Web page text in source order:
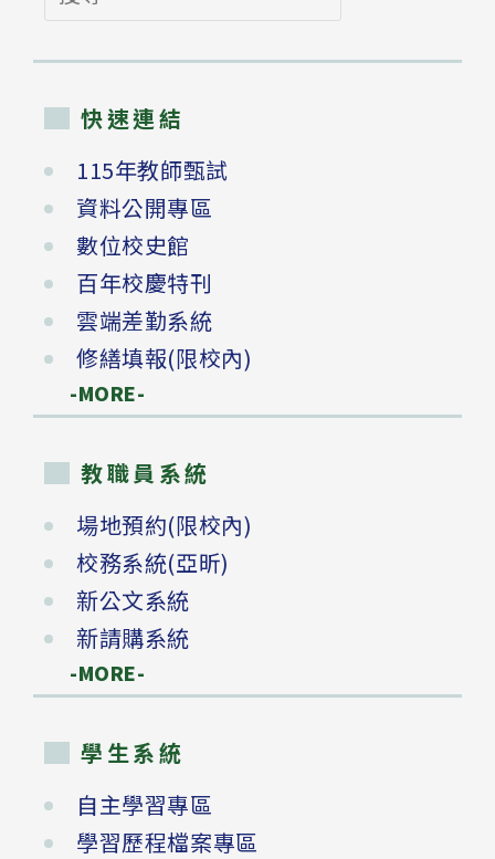
尋
快速連結
115年教師甄試
資料公開專區
數位校史館
百年校慶特刊
雲端差勤系統
修繕填報(限校內)
-MORE-
教職員系統
場地預約(限校內)
校務系統(亞昕)
新公文系統
新請購系統
-MORE-
學生系統
自主學習專區
學習歷程檔案專區